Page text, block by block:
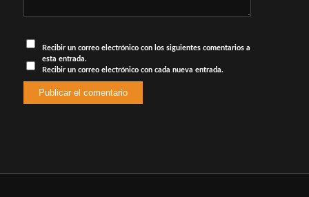
Recibir un correo electrónico con los siguientes comentarios a
esta entrada.
Recibir un correo electrónico con cada nueva entrada.